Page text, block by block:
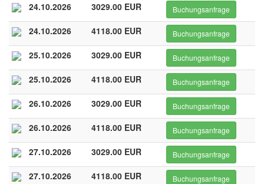
24.10.2026 3029.00 EUR Buchungsanfrage
24.10.2026 4118.00 EUR Buchungsanfrage
25.10.2026 3029.00 EUR Buchungsanfrage
25.10.2026 4118.00 EUR Buchungsanfrage
26.10.2026 3029.00 EUR Buchungsanfrage
26.10.2026 4118.00 EUR Buchungsanfrage
27.10.2026 3029.00 EUR Buchungsanfrage
27.10.2026 4118.00 EUR Buchungsanfrage